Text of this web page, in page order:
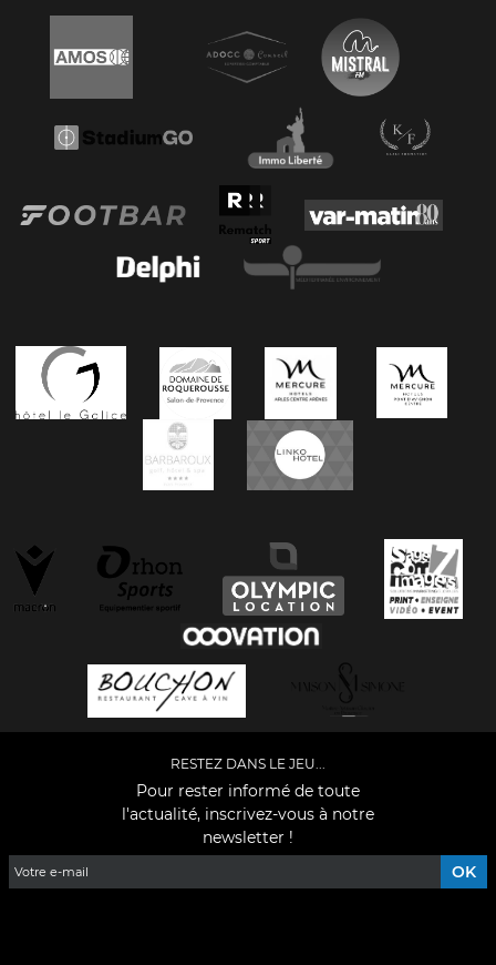
RESTEZ DANS LE JEU...
Pour rester informé de toute
l'actualité, inscrivez-vous à notre
newsletter !